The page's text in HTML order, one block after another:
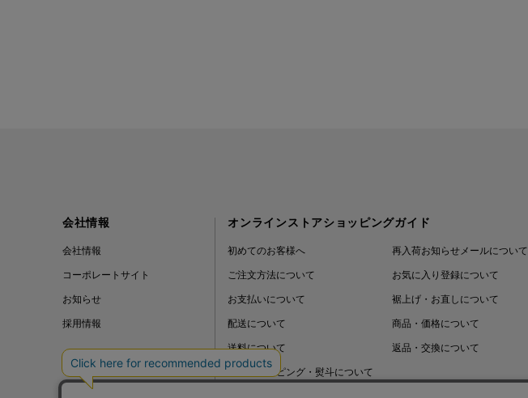
会社情報
会社情報
コーポレートサイト
お知らせ
採用情報
オンラインストアショッピングガイド
初めてのお客様へ
ご注文方法について
お支払いについて
配送について
送料について
ギフトラッピング・熨斗について
再入荷お知らせメールについて
お気に入り登録について
裾上げ・お直しについて
商品・価格について
返品・交換について